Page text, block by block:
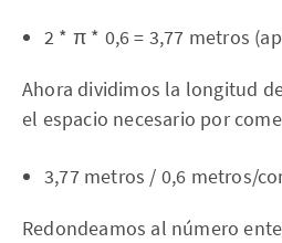
2 * π * 0,6 = 3,77 metros
Ahora dividimos la longitud
el espacio necesario por
3,77 metros / 0,6 metros/
Redondeamos al número